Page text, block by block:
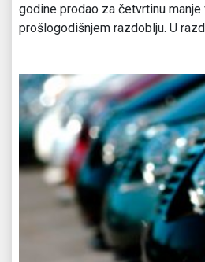
godine prodao za četvrtinu
prošlogodišnjem razdoblju. U